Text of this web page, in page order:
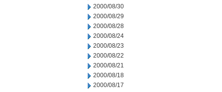
2000/08/30
2000/08/29
2000/08/28
2000/08/24
2000/08/23
2000/08/22
2000/08/21
2000/08/18
2000/08/17